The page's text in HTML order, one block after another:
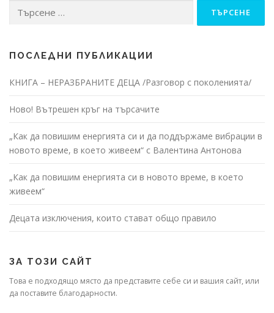
ПОСЛЕДНИ ПУБЛИКАЦИИ
КНИГА – НЕРАЗБРАНИТЕ ДЕЦА /Разговор с поколенията/
Ново! Вътрешен кръг на търсачите
„Как да повишим енергията си и да поддържаме вибрации в
новото време, в което живеем“ с Валентина Антонова
„Как да повишим енергията си в новото време, в което
живеем“
Децата изключения, които стават общо правило
ЗА ТОЗИ САЙТ
Това е подходящо място да представите себе си и вашия сайт, или
да поставите благодарности.